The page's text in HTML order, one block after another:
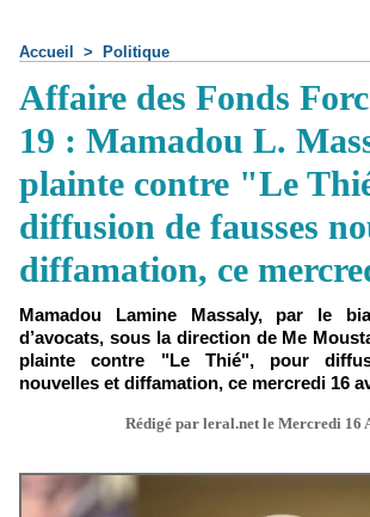
Accueil > Politique
Affaire des Fonds
19 : Mamadou L.
plainte contre "Le
diffusion de fausses
diffamation, ce
Mamadou Lamine Massaly, par le
d’avocats, sous la direction de Me
plainte contre "Le Thié", pour
nouvelles et diffamation, ce mercredi 16
Rédigé par leral.net le Mercredi 16